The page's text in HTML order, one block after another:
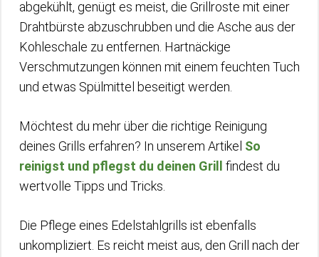
abgekühlt, genügt es meist, die Grillroste mit einer
Drahtbürste abzuschrubben und die Asche aus der
Kohleschale zu entfernen. Hartnäckige
Verschmutzungen können mit einem feuchten Tuch
und etwas Spülmittel beseitigt werden.
Möchtest du mehr über die richtige Reinigung
deines Grills erfahren? In unserem Artikel So
reinigst und pflegst du deinen Grill findest du
wertvolle Tipps und Tricks.
Die Pflege eines Edelstahlgrills ist ebenfalls
unkompliziert. Es reicht meist aus, den Grill nach der